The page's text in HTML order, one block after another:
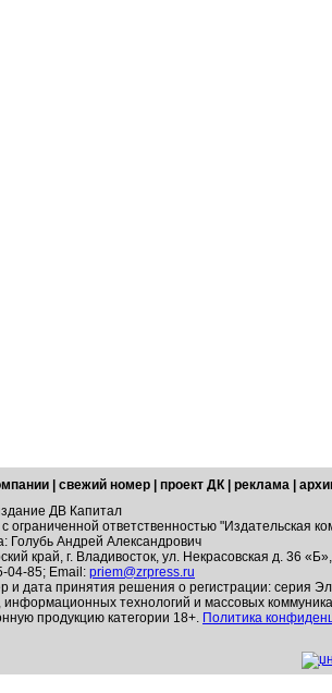
свежий номер проект ДК реклама
ДВ Капитал
ограниченной ответственностью "Издательская
Голубь Андрей Александрович
край, г. Владивосток, ул. Некрасовская д. 36
04-85; Email: priem@zrpress.ru
и дата принятия решения о регистрации: серия
информационных технологий и массовых
продукцию категории 18+. Политика